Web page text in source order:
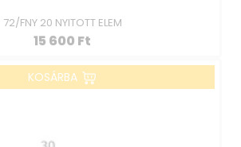
72/FNY 20 NYITOTT ELEM
15 600 Ft
KOSÁRBA